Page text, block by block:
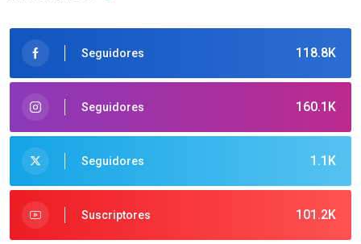
118.8K
Seguidores
160.1K
Seguidores
1.1K
Seguidores
101.2K
Suscriptores